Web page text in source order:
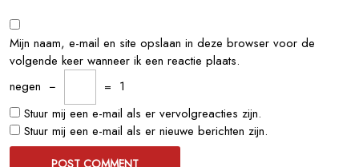
Mijn naam, e-mail en site opslaan in deze browser voor de
volgende keer wanneer ik een reactie plaats.
negen − = 1
Stuur mij een e-mail als er vervolgreacties zijn.
Stuur mij een e-mail als er nieuwe berichten zijn.